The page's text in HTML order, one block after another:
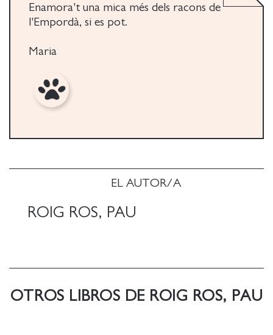
EL AUTOR/A
ROIG ROS, PAU
Enamora't una mica més dels racons de
l'Empordà, si es pot.
Maria
OTROS LIBROS DE ROIG ROS, PAU